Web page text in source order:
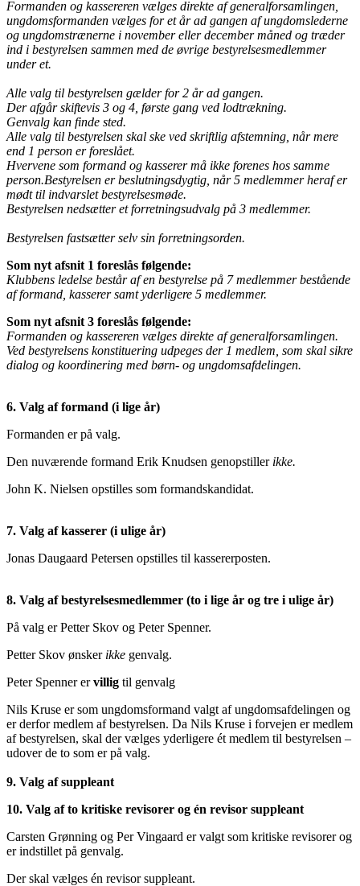
Formanden og kassereren vælges direkte af generalforsamlingen,
ungdomsformanden vælges for et år ad gangen af ungdomslederne
og ungdomstrænerne i november eller december måned og træder
ind i bestyrelsen sammen med de øvrige bestyrelsesmedlemmer
under et.
Alle valg til bestyrelsen gælder for 2 år ad gangen.
Der afgår skiftevis 3 og 4, første gang ved lodtrækning.
Genvalg kan finde sted.
Alle valg til bestyrelsen skal ske ved skriftlig afstemning, når mere
end 1 person er foreslået.
Hvervene som formand og kasserer må ikke forenes hos samme
person.Bestyrelsen er beslutningsdygtig, når 5 medlemmer heraf er
mødt til indvarslet bestyrelsesmøde.
Bestyrelsen nedsætter et forretningsudvalg på 3 medlemmer.
Bestyrelsen fastsætter selv sin forretningsorden.
Som nyt afsnit 1 foreslås følgende:
Klubbens ledelse består af en bestyrelse på 7 medlemmer bestående
af formand, kasserer samt yderligere 5 medlemmer.
Som nyt afsnit 3 foreslås følgende:
Formanden og kassereren vælges direkte af generalforsamlingen.
Ved bestyrelsens konstituering udpeges der 1 medlem, som skal sikre
dialog og koordinering med børn- og ungdomsafdelingen.
6. Valg af formand (i lige år)
Formanden er på valg.
Den nuværende formand Erik Knudsen genopstiller ikke.
John K. Nielsen opstilles som formandskandidat.
7. Valg af kasserer (i ulige år)
Jonas Daugaard Petersen opstilles til kassererposten.
8. Valg af bestyrelsesmedlemmer (to i lige år og tre i ulige år)
På valg er Petter Skov og Peter Spenner.
Petter Skov ønsker ikke genvalg.
Peter Spenner ervillig til genvalg
Nils Kruse er som ungdomsformand valgt af ungdomsafdelingen og
er derfor medlem af bestyrelsen. Da Nils Kruse i forvejen er medlem
af bestyrelsen, skal der vælges yderligere ét medlem til bestyrelsen –
udover de to som er på valg.
9. Valg af suppleant
10. Valg af to kritiske revisorer og én revisor suppleant
Carsten Grønning og Per Vingaard er valgt som kritiske revisorer og
er indstillet på genvalg.
Der skal vælges én revisor suppleant.